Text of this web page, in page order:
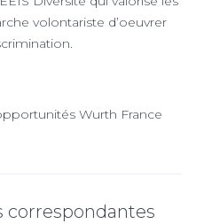
volontariste d’oeuvrer
Wurth France
correspondantes